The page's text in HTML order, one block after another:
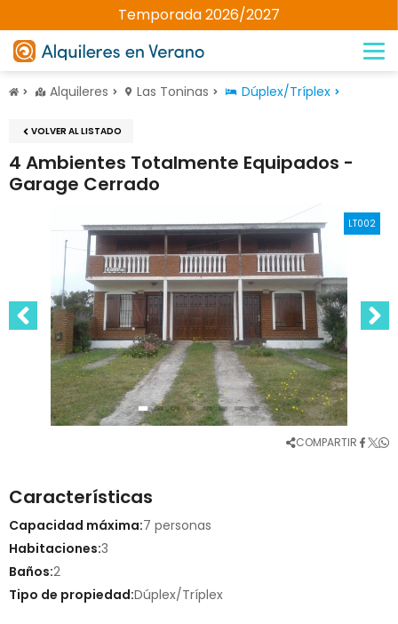
Temporada 2026/2027
Alquileres Las Toninas Dúplex/Tríplex
VOLVER AL LISTADO
4 Ambientes Totalmente Equipados -
Garage Cerrado
LT002
COMPARTIR
Características
Capacidad máxima:7 personas
Habitaciones:3
Baños:2
Tipo de propiedad:Dúplex/Tríplex